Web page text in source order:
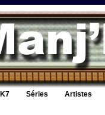
Séries Artistes